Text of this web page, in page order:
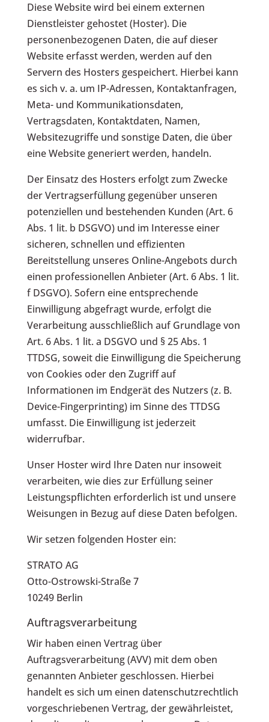
Diese Website wird bei einem externen
Dienstleister gehostet (Hoster). Die
personenbezogenen Daten, die auf dieser
Website erfasst werden, werden auf den
Servern des Hosters gespeichert. Hierbei kann
es sich v. a. um IP-Adressen, Kontaktanfragen,
Meta- und Kommunikationsdaten,
Vertragsdaten, Kontaktdaten, Namen,
Websitezugriffe und sonstige Daten, die über
eine Website generiert werden, handeln.
Der Einsatz des Hosters erfolgt zum Zwecke
der Vertragserfüllung gegenüber unseren
potenziellen und bestehenden Kunden (Art. 6
Abs. 1 lit. b DSGVO) und im Interesse einer
sicheren, schnellen und effizienten
Bereitstellung unseres Online-Angebots durch
einen professionellen Anbieter (Art. 6 Abs. 1 lit.
f DSGVO). Sofern eine entsprechende
Einwilligung abgefragt wurde, erfolgt die
Verarbeitung ausschließlich auf Grundlage von
Art. 6 Abs. 1 lit. a DSGVO und § 25 Abs. 1
TTDSG, soweit die Einwilligung die Speicherung
von Cookies oder den Zugriff auf
Informationen im Endgerät des Nutzers (z. B.
Device-Fingerprinting) im Sinne des TTDSG
umfasst. Die Einwilligung ist jederzeit
widerrufbar.
Unser Hoster wird Ihre Daten nur insoweit
verarbeiten, wie dies zur Erfüllung seiner
Leistungspflichten erforderlich ist und unsere
Weisungen in Bezug auf diese Daten befolgen.
Wir setzen folgenden Hoster ein:
STRATO AG
Otto-Ostrowski-Straße 7
10249 Berlin
Auftragsverarbeitung
Wir haben einen Vertrag über
Auftragsverarbeitung (AVV) mit dem oben
genannten Anbieter geschlossen. Hierbei
handelt es sich um einen datenschutzrechtlich
vorgeschriebenen Vertrag, der gewährleistet,